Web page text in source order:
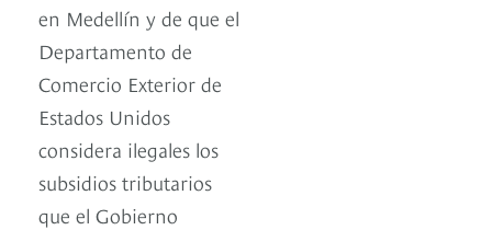
en Medellín y de que el
Departamento de
Comercio Exterior de
Estados Unidos
considera ilegales los
subsidios tributarios
que el Gobierno